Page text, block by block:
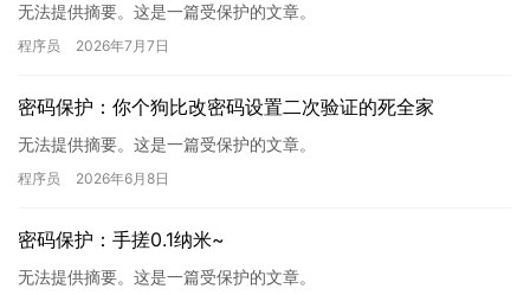
无法提供摘要。这是一篇受保护的文章。
程序员 2026年7月7日
密码保护：你个狗比改密码设置二次验证的死全家
无法提供摘要。这是一篇受保护的文章。
程序员 2026年6月8日
密码保护：手搓0.1纳米~
无法提供摘要。这是一篇受保护的文章。